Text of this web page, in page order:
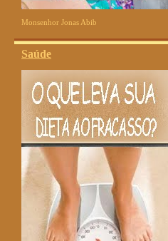
Monsenhor Jonas Abib
Saúde